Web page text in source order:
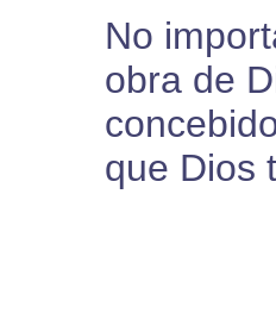
No
obra de
que Dios